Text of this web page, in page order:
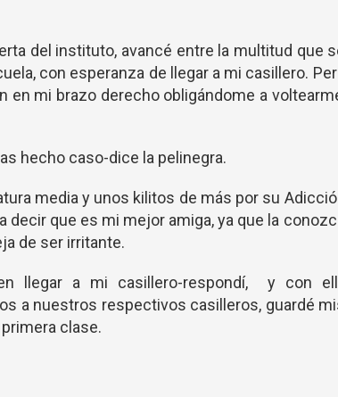
del instituto, avancé entre la multitud que
con esperanza de llegar a mi casillero.
en mi brazo derecho obligándome a
hecho caso-dice la pelinegra.
media y unos kilitos de más por su
decir que es mi mejor amiga, ya que la
de ser irritante.
llegar a mi casillero-respondí, y con
a nuestros respectivos casilleros, guardé
clase.